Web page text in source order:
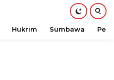
Hukrim Sumbawa